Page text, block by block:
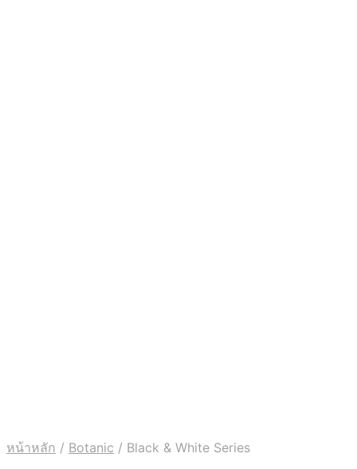
หน้าหลัก / Botanic / Black & White Series